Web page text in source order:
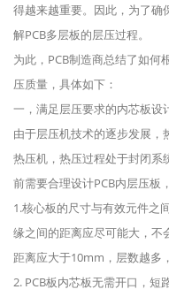
得越来越重要。因此，为了确
解PCB多层板的层压过程。
为此，PCB制造商总结了如何
压质量，具体如下：
一，满足层压要求的内芯板设
由于层压机技术的逐步发展
热压机，热压过程处于封闭系
前需要合理设计PCB内层压板
1.核心板的尺寸与有效元件之
缘之间的距离应尽可能大，不
距离应大于10mm，层数越多
2. PCB板内芯板无需开口，短